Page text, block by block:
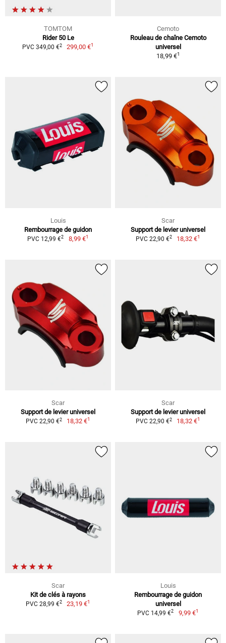
TOMTOM
Rider 50 Le
PVC 349,00 €2 299,00 €1
Cemoto
Rouleau de chaîne Cemoto
universel
18,99 €1
Louis
Rembourrage de guidon
PVC 12,99 €2 8,99 €1
Scar
Support de levier universel
PVC 22,90 €2 18,32 €1
Scar
Support de levier universel
PVC 22,90 €2 18,32 €1
Scar
Support de levier universel
PVC 22,90 €2 18,32 €1
Scar
Kit de clés à rayons
PVC 28,99 €2 23,19 €1
Louis
Rembourrage de guidon
universel
PVC 14,99 €2 9,99 €1